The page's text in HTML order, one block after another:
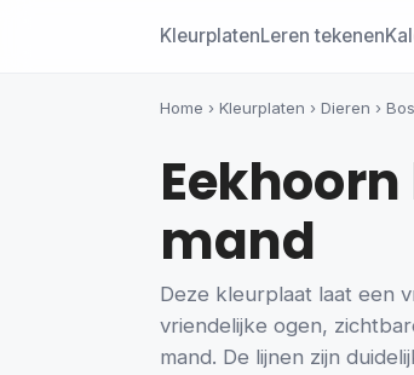
KleurplatenLeren tekenen
Home › Kleurplaten › Dieren ›
mand
Deze kleurplaat laat een
vriendelijke ogen,
mand. De lijnen zijn